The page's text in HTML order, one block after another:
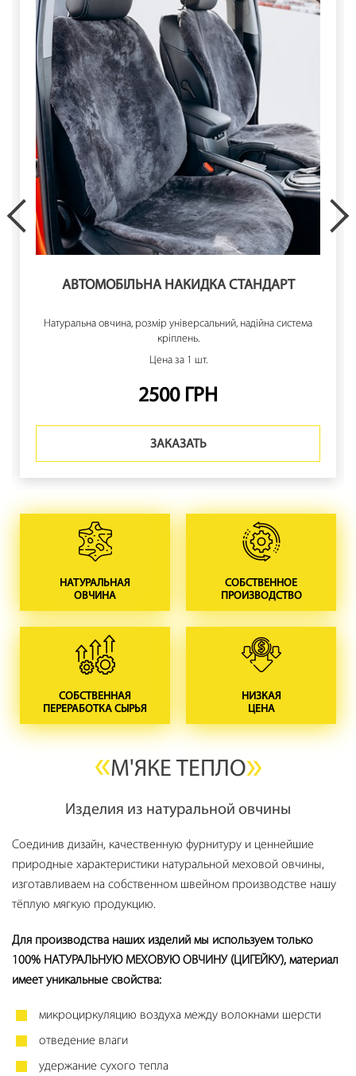
АВТОМОБІЛЬНА НАКИДКА СТАНДАРТ
Натуральна овчина, розмір універсальний, надійна система
кріплень.
Цена за 1 шт.
2500 ГРН
ЗАКАЗАТЬ
НАТУРАЛЬНАЯ
ОВЧИНА
СОБСТВЕННОЕ
ПРОИЗВОДСТВО
СОБСТВЕННАЯ
ПЕРЕРАБОТКА СЫРЬЯ
НИЗКАЯ
ЦЕНА
М'ЯКЕ ТЕПЛО
Изделия из натуральной овчины
Соединив дизайн, качественную фурнитуру и ценнейшие
природные характеристики натуральной меховой овчины,
изготавливаем на собственном швейном производстве нашу
тёплую мягкую продукцию.
Для производства наших изделий мы используем только
100% НАТУРАЛЬНУЮ МЕХОВУЮ ОВЧИНУ (ЦИГЕЙКУ), материал
имеет уникальные свойства:
микроциркуляцию воздуха между волокнами шерсти
отведение влаги
удержание сухого тепла